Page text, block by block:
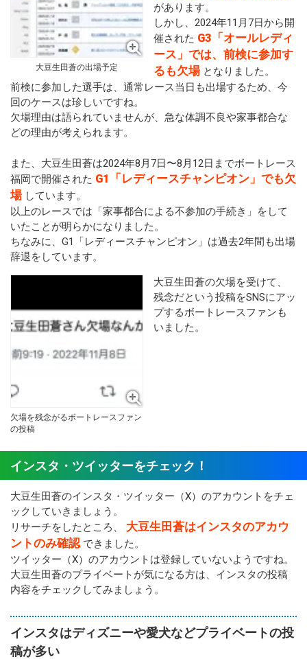
大豆生田蒼の出場予定
があります。
しかし、2024年11月7日から開
催された G3「オールレディ
ース」では、前検に参加す
るも欠場 となりました。
前検に参加した選手は、通常レース当日も出場するため、今
回のケースは珍しいですね。
欠場理由は語られていませんが、急な体調不良や家事都合な
どの理由が考えられます。
また、大豆生田蒼は2024年8月7日〜8月12日までボートレース
福岡で開催された G1「レディースチャンピオン」でも欠
場 しています。
以上のレースでは「家事都合による不参加の手続き」をして
いたことが明らかになりました。
ちなみに、G1「レディースチャンピオン」は過去2年間も出場
辞退をしています。
欠場を残念がるボートレースファン
の投稿
大豆生田蒼の欠場を受けて、
残念だという投稿をSNSにアッ
プするボートレースファンも
いました。
インスタ・ツイッターをチェック！
大豆生田蒼のインスタ・ツイッター（X）のアカウントをチェ
ックしていきましょう。
リサーチをしたところ、 大豆生田蒼はインスタのアカウ
ントのみ確認 できました。
ツイッター（X）のアカウントは登録していないようですね。
大豆生田蒼のプライベートが気になる方は、インスタの投稿
内容をチェックしてみましょう。
インスタはディズニーや愛犬などプライベートの投
稿が多い